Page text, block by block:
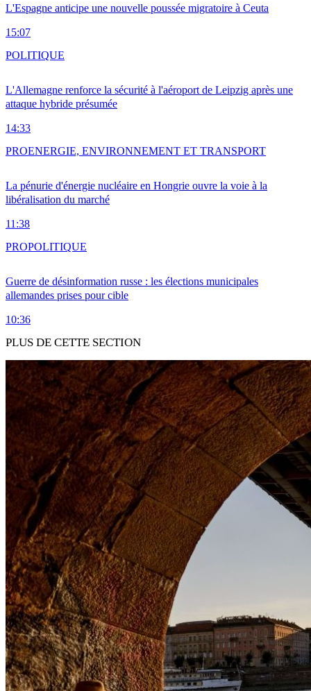
L'Espagne anticipe une nouvelle poussée migratoire à Ceuta
15:07
L'Allemagne renforce la sécurité à l'aéroport de Leipzig après une
attaque hybride présumée
14:33
POLITIQUE
La pénurie d'énergie nucléaire en Hongrie ouvre la voie à la
libéralisation du marché
11:38
PROENERGIE, ENVIRONNEMENT ET TRANSPORT
Guerre de désinformation russe : les élections municipales
allemandes prises pour cible
10:36
PROPOLITIQUE
PLUS DE CETTE SECTION